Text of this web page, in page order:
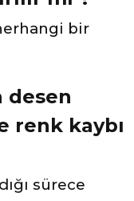
bir
desen
renk kaybı
sürece